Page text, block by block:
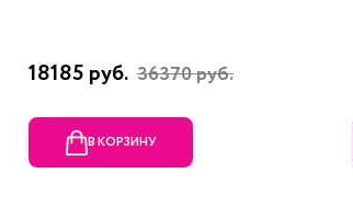
18185 руб. 36370 руб.
В КОРЗИНУ